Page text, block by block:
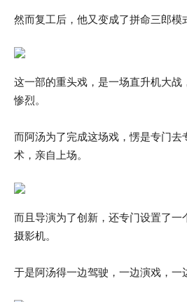
然而复工后，他又变成了拼命三郎模
这一部的重头戏，是一场直升机大战
惨烈。
而阿汤为了完成这场戏，愣是专门去
术，亲自上场。
而且导演为了创新，还专门设置了一
摄影机。
于是阿汤得一边驾驶，一边演戏，一